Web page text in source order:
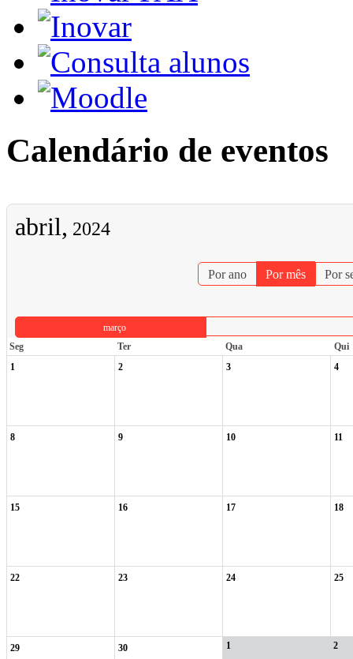
Calendário de eventos
abril, 2024
Por ano Por mês Por
março
Seg
Ter Qua
Qui
1
2 3 4
8 9 10 11
15 16 17 18
22 23 24 25
29 30 1 2